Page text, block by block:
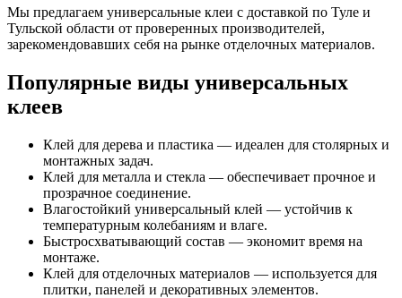
Мы предлагаем универсальные клеи с доставкой по Туле и
Тульской области от проверенных производителей,
зарекомендовавших себя на рынке отделочных материалов.
Популярные виды универсальных
клеев
Клей для дерева и пластика — идеален для столярных и
монтажных задач.
Клей для металла и стекла — обеспечивает прочное и
прозрачное соединение.
Влагостойкий универсальный клей — устойчив к
температурным колебаниям и влаге.
Быстросхватывающий состав — экономит время на
монтаже.
Клей для отделочных материалов — используется для
плитки, панелей и декоративных элементов.